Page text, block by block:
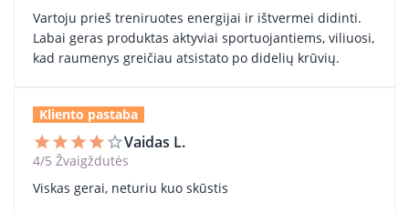
Vartoju prieš treniruotes energijai ir ištvermei didinti.
Labai geras produktas aktyviai sportuojantiems, viliuosi,
kad raumenys greičiau atsistato po didelių krūvių.
Kliento pastaba
star star star star star_borderVaidas L.
4/5 Žvaigždutės
Viskas gerai, neturiu kuo skūstis